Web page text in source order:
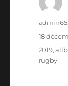
Auteur
Publié
18
2019,
rugby